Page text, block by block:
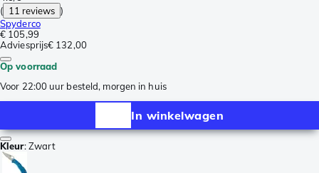
( 11 reviews )
Spyderco
€ 105,99
Adviesprijs€ 132,00
Op voorraad
Voor 22:00 uur besteld, morgen in huis
In winkelwagen
Kleur:Zwart